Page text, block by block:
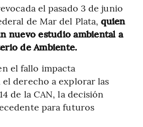
el pasado 3 de junio
de Mar del Plata,quien
nuevo estudio ambiental a
de Ambiente.
el fallo impacta
derecho a explorar las
de la CAN, la decisión
para futuros